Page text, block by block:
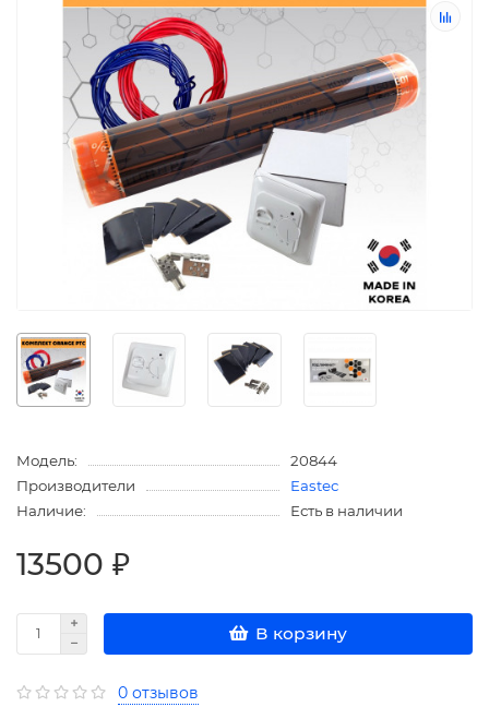
Модель:
20844
Производители
Eastec
Наличие:
Есть в наличии
13500 ₽
В корзину
0 отзывов